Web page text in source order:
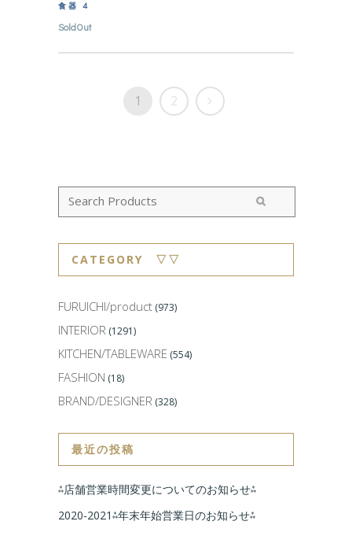
食器 4
SoldOut
1 2
CATEGORY ▽▽
FURUICHI/product (973)
INTERIOR (1291)
KITCHEN/TABLEWARE (554)
FASHION (18)
BRAND/DESIGNER (328)
最近の投稿
⁂店舗営業時間変更についてのお知らせ⁂
2020-2021⁂年末年始営業日のお知らせ⁂